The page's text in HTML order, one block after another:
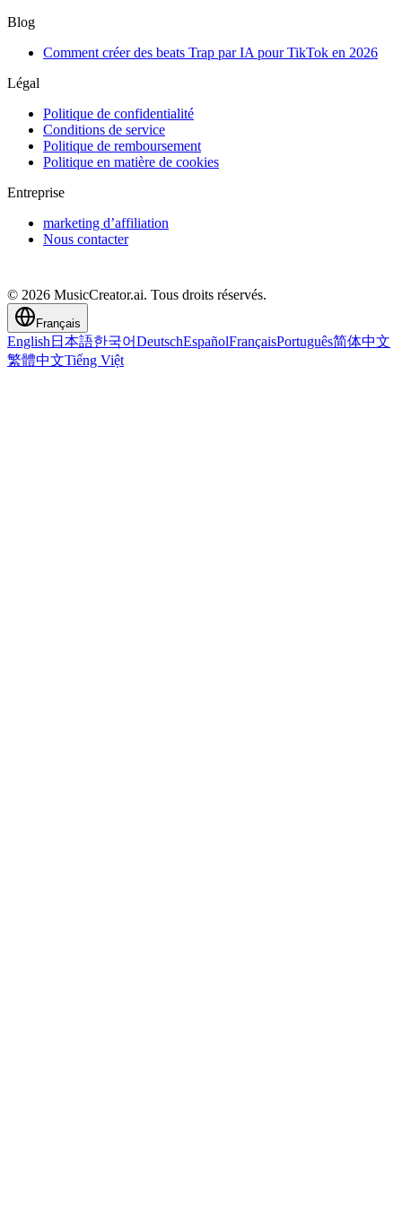
Blog
Comment créer des beats Trap par IA pour TikTok en 2026
Légal
Politique de confidentialité
Conditions de service
Politique de remboursement
Politique en matière de cookies
Entreprise
marketing d’affiliation
Nous contacter
© 2026 MusicCreator.ai. Tous droits réservés.
Français
English 日本語한국어DeutschEspañolFrançaisPortuguês简体中文
繁體中文Tiếng Việt